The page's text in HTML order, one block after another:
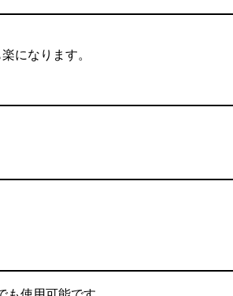
になります。